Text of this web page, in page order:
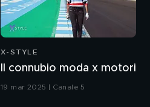
X-STYLE
Il connubio moda x motori
19 mar 2025 | Canale 5